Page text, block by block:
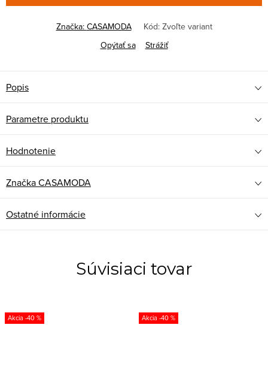
Značka: CASAMODA Kód: Zvoľte variant
Opýtať sa
Strážiť
Popis
Parametre produktu
Hodnotenie
ZnačkaCASAMODA
Ostatné informácie
Súvisiaci tovar
-40 % -40 %